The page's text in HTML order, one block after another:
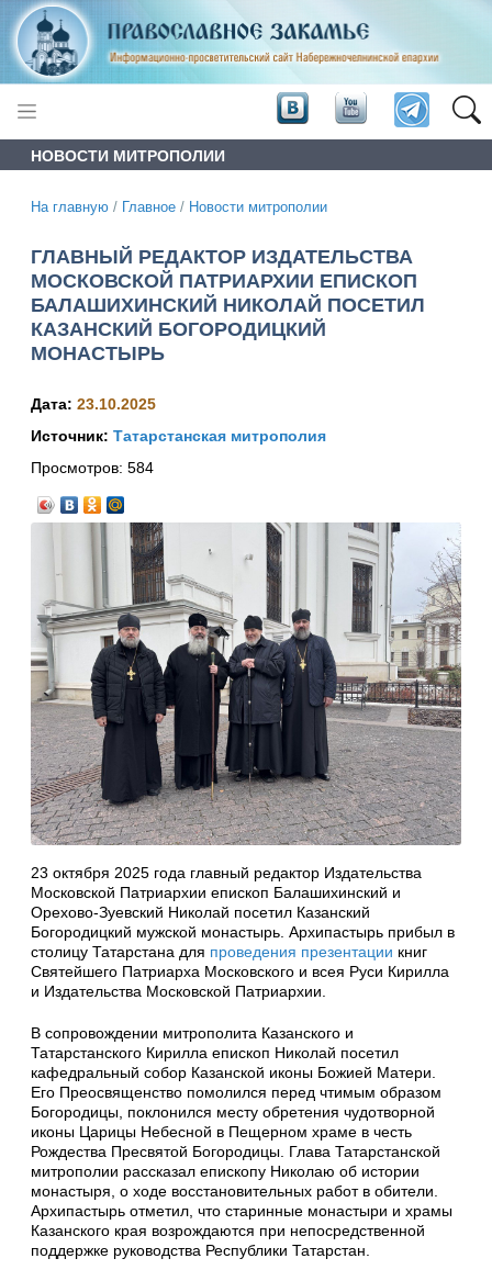
НОВОСТИ МИТРОПОЛИИ
На главную / Главное / Новости митрополии
ГЛАВНЫЙ РЕДАКТОР ИЗДАТЕЛЬСТВА
МОСКОВСКОЙ ПАТРИАРХИИ ЕПИСКОП
БАЛАШИХИНСКИЙ НИКОЛАЙ ПОСЕТИЛ
КАЗАНСКИЙ БОГОРОДИЦКИЙ
МОНАСТЫРЬ
Дата: 23.10.2025
Источник: Татарстанская митрополия
Просмотров: 584
23 октября 2025 года главный редактор Издательства
Московской Патриархии епископ Балашихинский и
Орехово-Зуевский Николай посетил Казанский
Богородицкий мужской монастырь. Архипастырь прибыл в
столицу Татарстана для проведения презентации книг
Святейшего Патриарха Московского и всея Руси Кирилла
и Издательства Московской Патриархии.
В сопровождении митрополита Казанского и
Татарстанского Кирилла епископ Николай посетил
кафедральный собор Казанской иконы Божией Матери.
Его Преосвященство помолился перед чтимым образом
Богородицы, поклонился месту обретения чудотворной
иконы Царицы Небесной в Пещерном храме в честь
Рождества Пресвятой Богородицы. Глава Татарстанской
митрополии рассказал епископу Николаю об истории
монастыря, о ходе восстановительных работ в обители.
Архипастырь отметил, что старинные монастыри и храмы
Казанского края возрождаются при непосредственной
поддержке руководства Республики Татарстан.